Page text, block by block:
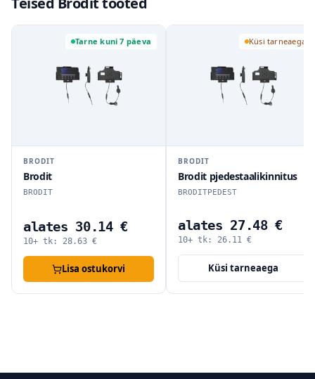
Tarne kuni 7 päeva
BRODIT
Brodit
BRODIT
alates 30.14 €
10+ tk: 28.63 €
Lisa ostukorvi
Küsi tarneaega
BRODIT
Brodit pjedestaalikinnitus
BRODITPEDEST
alates 27.48 €
10+ tk: 26.11 €
Küsi tarneaega